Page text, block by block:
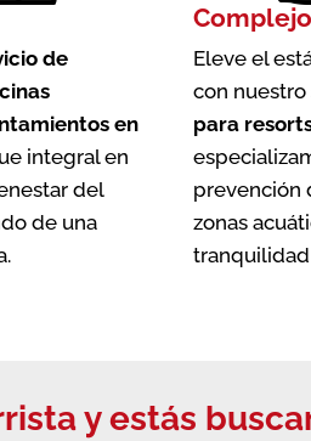
de
en
integral en
del
de una
Eleve el
con nuestro
para
prevención
zonas
y estás